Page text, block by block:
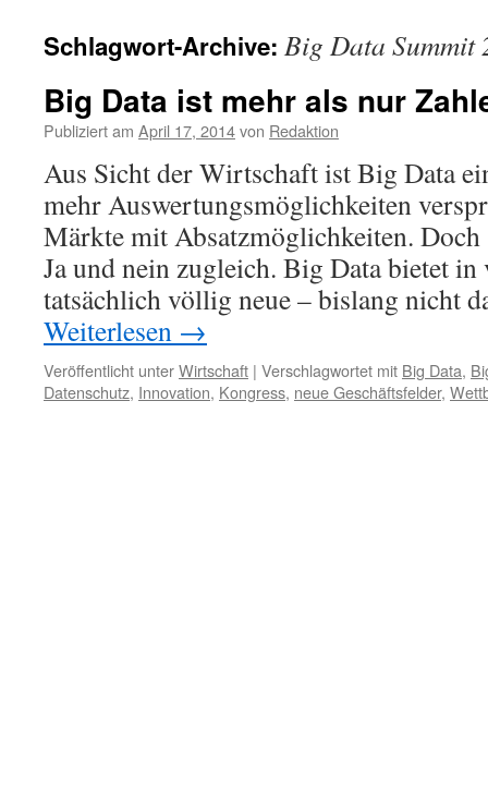
Schlagwort-Archive: Big Data Summit
Big Data ist mehr als nur
Publiziert am April 17, 2014von Redaktion
Aus Sicht der Wirtschaft ist Big Data
mehr Auswertungsmöglichkeiten
Märkte mit Absatzmöglichkeiten.
Ja und nein zugleich. Big Data bietet
tatsächlich völlig neue – bislang nicht
Weiterlesen →
Veröffentlicht unterWirtschaft | Verschlagwortet mit Big Data,
Datenschutz, Innovation, Kongress, neue Geschäftsfelder,